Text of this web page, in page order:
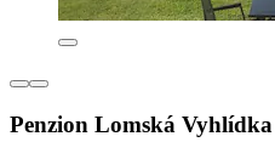
Penzion Lomská Vyhlídka